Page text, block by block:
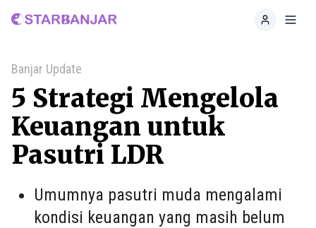
Home
Banjar Update
5 Strategi Mengelola
Keuangan untuk
Pasutri LDR
Umumnya pasutri muda mengalami
kondisi keuangan yang masih belum